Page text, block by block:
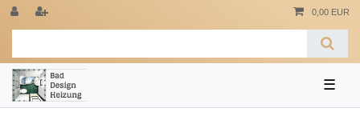
0,00 EUR
☰